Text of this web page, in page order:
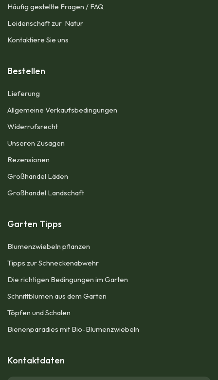
Häufig gestellte Fragen / FAQ
Leidenschaft zur Natur
Kontaktiere Sie uns
Bestellen
Lieferung
Allgemeine Verkaufsbedingungen​
Widerrufsrecht
Unseren Zusagen
Rezensionen​
Großhandel Läden
Großhandel Landschaft
Garten Tipps
Blumenzwiebeln pflanzen
Tipps zur Schneckenabwehr
Die richtigen Bedingungen im Garten
Schnittblumen aus dem Garten
Töpfen und Schalen
Bienenparadies mit Bio-Blumenzwiebeln
Kontaktdaten